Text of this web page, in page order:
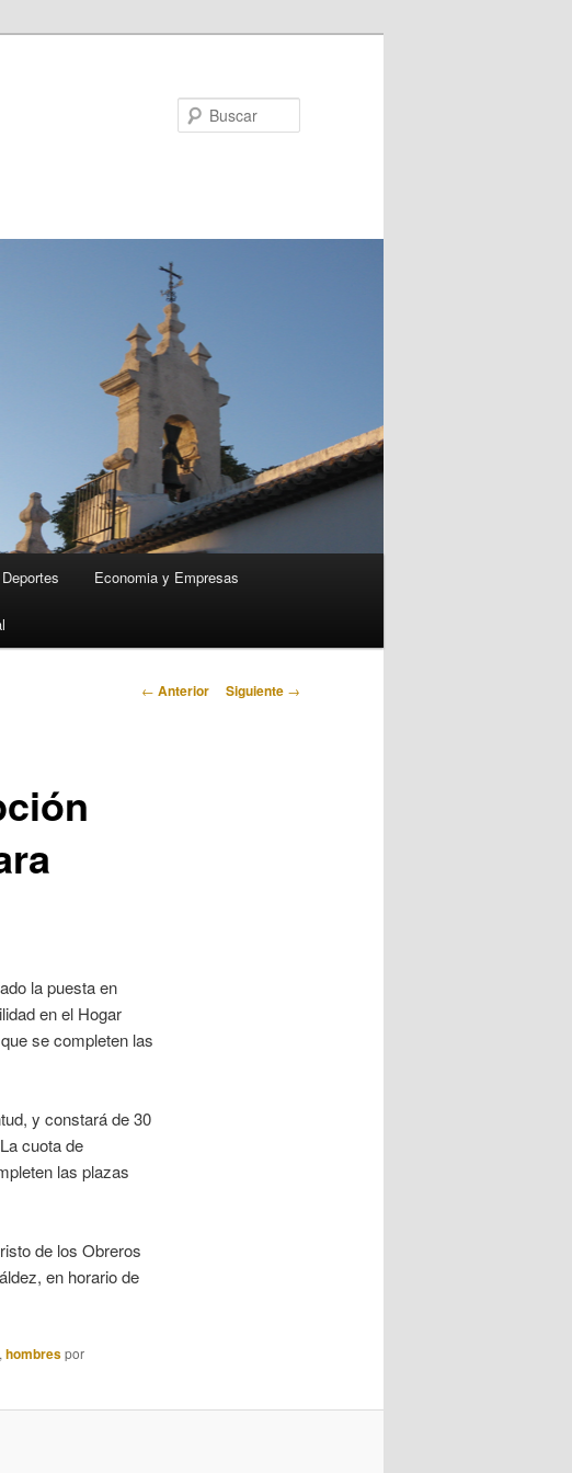
Deportes Economia y Empresas
Navegación
← Anterior Siguiente →
la puesta en
en el Hogar
se completen las
y constará de 30
cuota de
las plazas
de los Obreros
en horario de
hombrespor